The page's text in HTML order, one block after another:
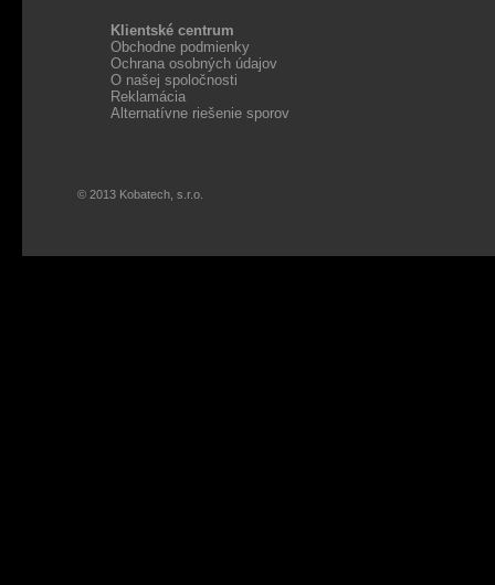
Klientské centrum
Obchodne podmienky
Ochrana osobných údajov
O našej spoločnosti
Reklamácia
Alternatívne riešenie sporov
© 2013 Kobatech, s.r.o.